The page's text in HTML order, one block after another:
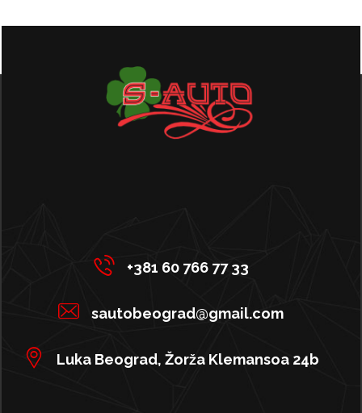
+381 60 766 77 33
sautobeograd@gmail.com
Luka Beograd, Žorža Klemansoa 24b